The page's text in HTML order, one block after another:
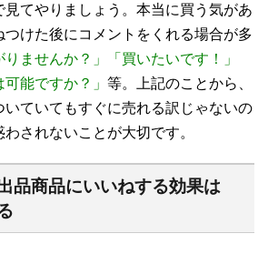
見てやりましょう。本当に買う気があ
つけた後にコメントをくれる場合が多
りませんか？」「買いたいです！」
能ですか？」 等。上記のことから、
いていてもすぐに売れる訳じゃないの
されないことが大切です。
品商品にいいねする効果は